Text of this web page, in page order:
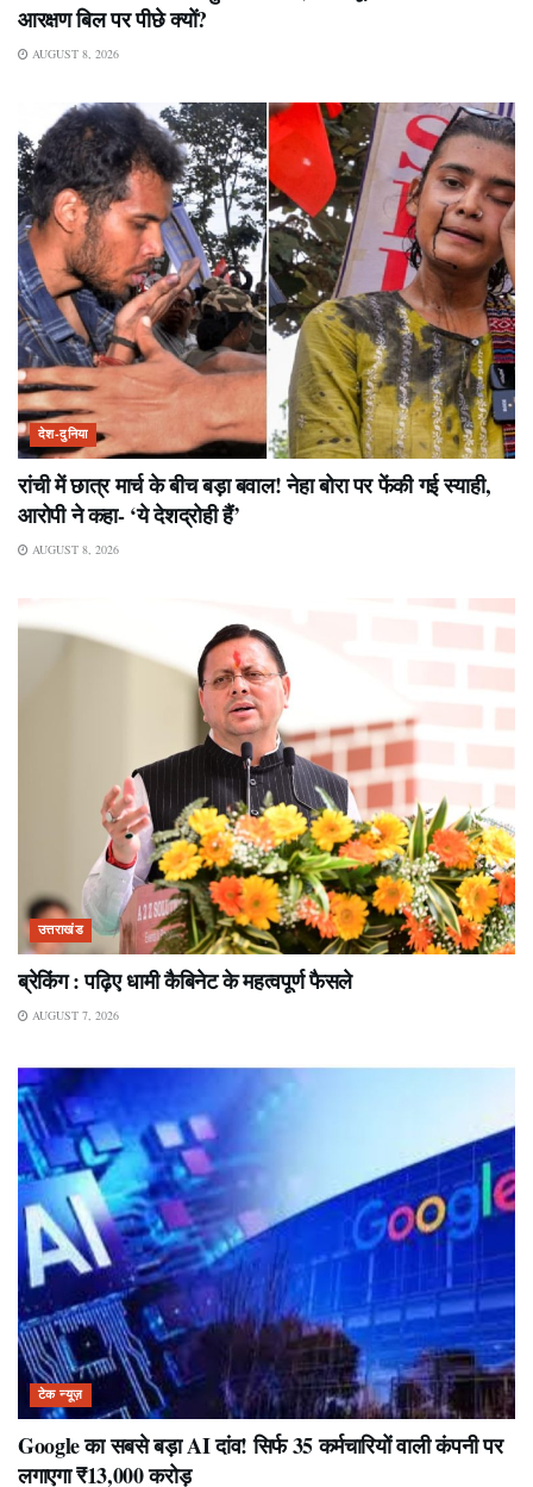
आरक्षण बिल पर पीछे क्यों?
AUGUST 8, 2026
देश-दुनिया
रांची में छात्र मार्च के बीच बड़ा बवाल! नेहा बोरा पर फेंकी गई स्याही,
आरोपी ने कहा- ‘ये देशद्रोही हैं’
AUGUST 8, 2026
उत्तराखंड
ब्रेकिंग : पढ़िए धामी कैबिनेट के महत्वपूर्ण फैसले
AUGUST 7, 2026
टेक न्यूज़
Google का सबसे बड़ा AI दांव! सिर्फ 35 कर्मचारियों वाली कंपनी पर
लगाएगा ₹13,000 करोड़